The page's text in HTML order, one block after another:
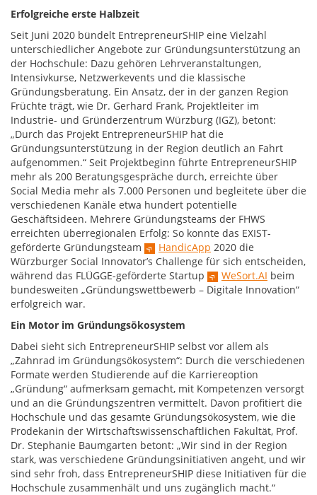
Erfolgreiche erste Halbzeit
Seit Juni 2020 bündelt EntrepreneurSHIP eine Vielzahl
unterschiedlicher Angebote zur Gründungsunterstützung an
der Hochschule: Dazu gehören Lehrveranstaltungen,
Intensivkurse, Netzwerkevents und die klassische
Gründungsberatung. Ein Ansatz, der in der ganzen Region
Früchte trägt, wie Dr. Gerhard Frank, Projektleiter im
Industrie- und Gründerzentrum Würzburg (IGZ), betont:
„Durch das Projekt EntrepreneurSHIP hat die
Gründungsunterstützung in der Region deutlich an Fahrt
aufgenommen.“ Seit Projektbeginn führte EntrepreneurSHIP
mehr als 200 Beratungsgespräche durch, erreichte über
Social Media mehr als 7.000 Personen und begleitete über die
verschiedenen Kanäle etwa hundert potentielle
Geschäftsideen. Mehrere Gründungsteams der FHWS
erreichten überregionalen Erfolg: So konnte das EXIST-
geförderte Gründungsteam
HandicApp 2020 die
Würzburger Social Innovator’s Challenge für sich entscheiden,
während das FLÜGGE-geförderte Startup
WeSort.AI beim
bundesweiten „Gründungswettbewerb – Digitale Innovation“
erfolgreich war.
Ein Motor im Gründungsökosystem
Dabei sieht sich EntrepreneurSHIP selbst vor allem als
„Zahnrad im Gründungsökosystem“: Durch die verschiedenen
Formate werden Studierende auf die Karriereoption
„Gründung“ aufmerksam gemacht, mit Kompetenzen versorgt
und an die Gründungszentren vermittelt. Davon profitiert die
Hochschule und das gesamte Gründungsökosystem, wie die
Prodekanin der Wirtschaftswissenschaftlichen Fakultät, Prof.
Dr. Stephanie Baumgarten betont: „Wir sind in der Region
stark, was verschiedene Gründungsinitiativen angeht, und wir
sind sehr froh, dass EntrepreneurSHIP diese Initiativen für die
Hochschule zusammenhält und uns zugänglich macht.“